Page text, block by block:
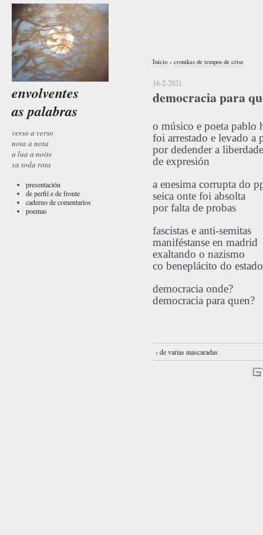
envolventes
as palabras
verso a verso
nota a nota
a lua a noite
xa toda rota
presentación
de perfil e de fronte
caderno de comentarios
poemas
Inicio » cronikas de tempos de crise
16-2-2021
democracia para
o músico e poeta pablo
foi arrestado e levado a
por dedender a liberdade
de expresión
a enesima corrupta do
seica onte foi absolta
por falta de probas
fascistas e anti-semitas
maniféstanse en madrid
exaltando o nazismo
co beneplácito do estado
democracia onde?
democracia para quen?
‹ de varias mascaradas